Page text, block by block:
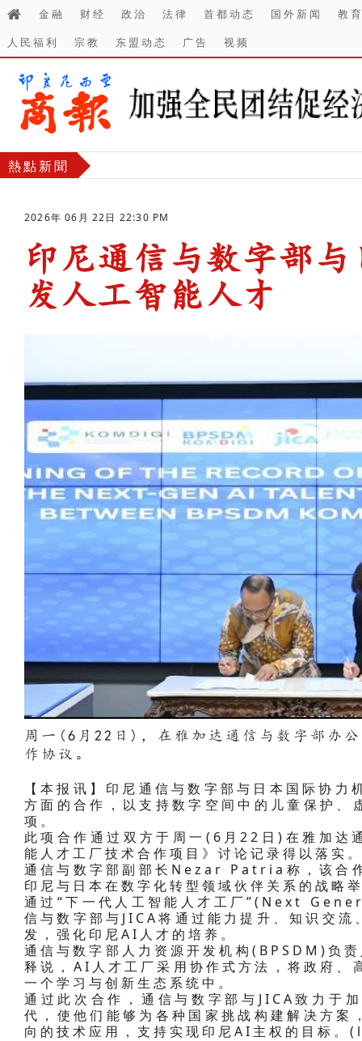
金融 财经 政治 法律 首都动态 国外新闻
教
人民福利
宗教 东盟动态 广告 视频
熱點新聞
2026年 06月 22日 22:30 PM
印尼通信与数字部
发人工智能人才
周一(6月22日)，在雅加达通信与数字部办
作协议。
【本报讯】印尼通信与数字部与日本国际协
方面的合作，以支持数字空间中的儿童保护
项。
此项合作通过双方于周一(6月22日)在雅加达
能人才工厂技术合作项目》讨论记录得以落实
通信与数字部副部长Nezar Patria称，该合
印尼与日本在数字化转型领域伙伴关系的战略
通过“下一代人工智能人才工厂”(Next
信与数字部与JICA将通过能力提升、知识交
发，强化印尼AI人才的培养。
通信与数字部人力资源开发机构
释说，AI人才工厂采用协作式方法，将政府
一个学习与创新生态系统中。
通过此次合作，通信与数字部与JICA致力于
代，使他们能够为各种国家挑战构建解决方
向的技术应用，支持实现印尼AI主权的目标